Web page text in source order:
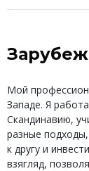
Мой
Западе. Я
Скандинавию,
разные
к другу и
взягляд,